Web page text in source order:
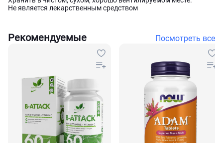
Не является лекарственным средством
Рекомендуемые Посмотреть все